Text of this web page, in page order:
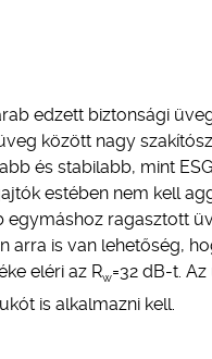
edzett biztonsági
között nagy
és stabilabb, mint
estében nem kell
egymáshoz ragasztott
is van lehetőség,
eléri az Rw=32 dB-t.
is alkalmazni kell.